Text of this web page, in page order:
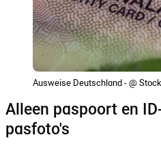
Ausweise Deutschland - @
Alleen paspoort en
pasfoto's